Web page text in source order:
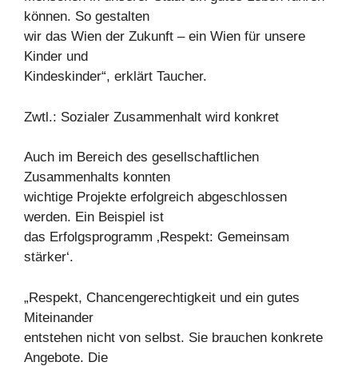
können. So gestalten
wir das Wien der Zukunft – ein Wien für unsere
Kinder und
Kindeskinder“, erklärt Taucher.
Zwtl.: Sozialer Zusammenhalt wird konkret
Auch im Bereich des gesellschaftlichen
Zusammenhalts konnten
wichtige Projekte erfolgreich abgeschlossen
werden. Ein Beispiel ist
das Erfolgsprogramm ‚Respekt: Gemeinsam
stärker‘.
„Respekt, Chancengerechtigkeit und ein gutes
Miteinander
entstehen nicht von selbst. Sie brauchen konkrete
Angebote. Die